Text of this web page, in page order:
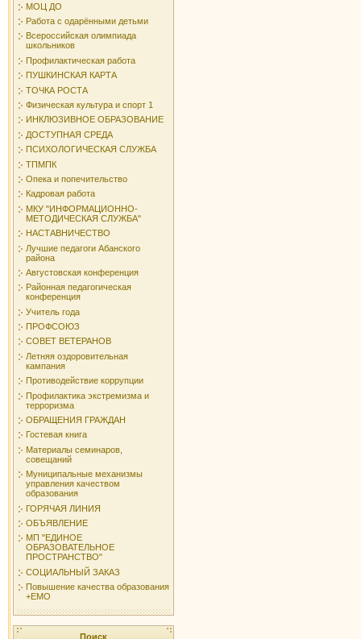
МОЦ ДО
Работа с одарёнными детьми
Всероссийская олимпиада
школьников
Профилактическая работа
ПУШКИНСКАЯ КАРТА
ТОЧКА РОСТА
Физическая культура и спорт 1
ИНКЛЮЗИВНОЕ ОБРАЗОВАНИЕ
ДОСТУПНАЯ СРЕДА
ПСИХОЛОГИЧЕСКАЯ СЛУЖБА
ТПМПК
Опека и попечительство
Кадровая работа
МКУ "ИНФОРМАЦИОННО-
МЕТОДИЧЕСКАЯ СЛУЖБА"
НАСТАВНИЧЕСТВО
Лучшие педагоги Абанского
района
Августовская конференция
Районная педагогическая
конференция
Учитель года
ПРОФСОЮЗ
СОВЕТ ВЕТЕРАНОВ
Летняя оздоровительная
кампания
Противодействие коррупции
Профилактика экстремизма и
терроризма
ОБРАЩЕНИЯ ГРАЖДАН
Гостевая книга
Материалы семинаров,
совещаний
Муниципальные механизмы
управления качеством
образования
ГОРЯЧАЯ ЛИНИЯ
ОБЪЯВЛЕНИЕ
МП "ЕДИНОЕ
ОБРАЗОВАТЕЛЬНОЕ
ПРОСТРАНСТВО"
СОЦИАЛЬНЫЙ ЗАКАЗ
Повышение качества образования
+ЕМО
Поиск